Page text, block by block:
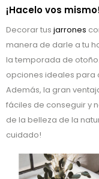
¡Hacelo vos
Decorar tus jarrones
manera de darle a tu
la temporada de
opciones ideales para
Además, la gran
fáciles de conseguir y
de la belleza de la
cuidado!